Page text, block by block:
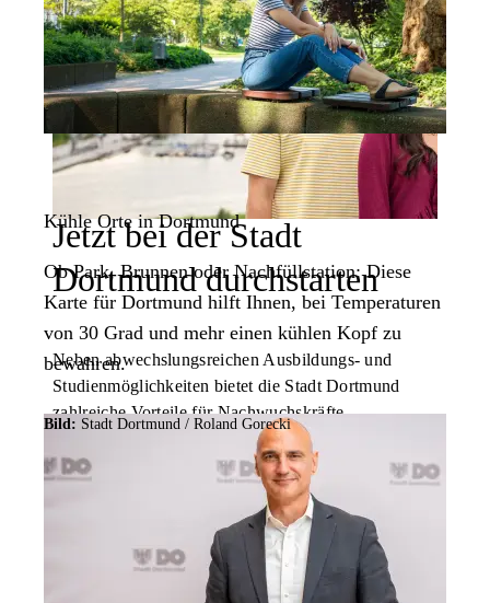
Jetzt bei der Stadt
Dortmund durchstarten
Neben abwechslungsreichen Ausbildungs- und
Studienmöglichkeiten bietet die Stadt Dortmund
zahlreiche Vorteile für Nachwuchskräfte.
Benefits für Nachwuchskräfte
Stadt Dortmund / Roland Gorecki
Kühle Orte in Dortmund
Ob Park, Brunnen oder Nachfüllstation: Diese
Karte für Dortmund hilft Ihnen, bei Temperaturen
von 30 Grad und mehr einen kühlen Kopf zu
bewahren.
Bild: Stadt Dortmund / Roland Gorecki